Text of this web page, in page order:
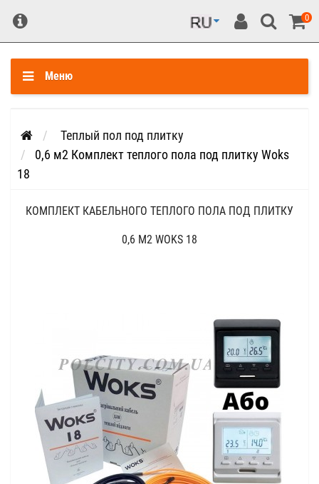
0
Меню
Теплый пол под плитку
0,6 м2 Комплект теплого пола под плитку Woks
18
КОМПЛЕКТ КАБЕЛЬНОГО ТЕПЛОГО ПОЛА ПОД ПЛИТКУ
0,6 М2 WOKS 18